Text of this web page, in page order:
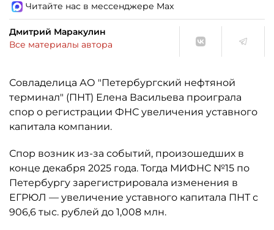
Читайте нас в мессенджере Max
Дмитрий Маракулин
Все материалы автора
Совладелица АО "Петербургский нефтяной
терминал" (ПНТ) Елена Васильева проиграла
спор о регистрации ФНС увеличения уставного
капитала компании.
Спор возник из-за событий, произошедших в
конце декабря 2025 года. Тогда МИФНС №15 по
Петербургу зарегистрировала изменения в
ЕГРЮЛ — увеличение уставного капитала ПНТ с
906,6 тыс. рублей до 1,008 млн.